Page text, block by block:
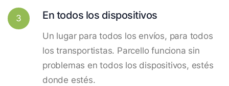
3 En todos los dispositivos
Un lugar para todos los envíos, para todos
los transportistas. Parcello funciona sin
problemas en todos los dispositivos, estés
donde estés.